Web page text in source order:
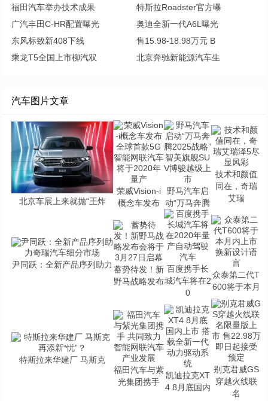
福田汽车举办技术成果
特斯拉Roadster官方曝
广汽丰田C-HR配置曝光
奥迪全新一代A6L曝光
东风标致新408下线
售15.98-18.98万元 B
乘龙T5全国上市柳汽双
北京奔驰新能源汽车生
汽车图片文章
北京车展上来就抛“王炸
荣威Vision-i
概念车发布
野马汽车启
动“万马奔腾
技术和颜值
同在，奇瑞
艾瑞
尹同跃：全新产品序列助力 蓄势待发！新
野马战略发布
百度携手长
城汽车将在2
0
众泰第二代T
600将于本月
特斯拉来华建厂 马斯克
福田汽车与紫
光集团携手
凯迪拉克XT
4 8月底国内
别克君威GS
穿越火线联
名